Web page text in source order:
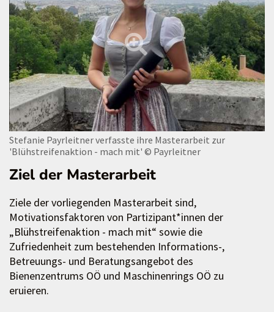
Stefanie Payrleitner verfasste ihre Masterarbeit zur
'Blühstreifenaktion - mach mit' © Payrleitner
Ziel der Masterarbeit
Ziele der vorliegenden Masterarbeit sind,
Motivationsfaktoren von Partizipant*innen der
„Blühstreifenaktion - mach mit“ sowie die
Zufriedenheit zum bestehenden Informations-,
Betreuungs- und Beratungsangebot des
Bienenzentrums OÖ und Maschinenrings OÖ zu
eruieren.